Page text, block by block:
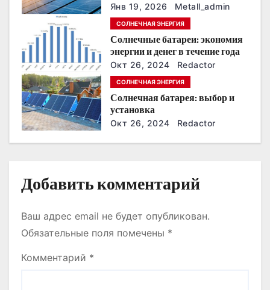
п
и
с
я
м
сохранить
энергонезависимость в
ближайшие годы
Янв 19, 2026 Metall_admin
СОЛНЕЧНАЯ ЭНЕРГИЯ
Солнечные батареи: экономия
энергии и денег в течение года
Окт 26, 2024 Redactor
СОЛНЕЧНАЯ ЭНЕРГИЯ
Солнечная батарея: выбор и
установка
Окт 26, 2024 Redactor
Добавить комментарий
Ваш адрес email не будет опубликован.
Обязательные поля помечены *
Комментарий *